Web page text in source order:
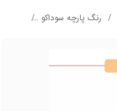
رنگ پارچه سوداکو